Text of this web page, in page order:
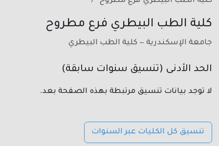
كلية الطب البيطري فرع مطروح
جامعة الإسكندرية — كلية الطب البيطري
الحد الأدنى (تنسيق سنوات سابقة)
لا توجد بيانات تنسيق مرتبطة بهذه الصفحة بعد.
تنسيق كل الكليات عبر السنوات